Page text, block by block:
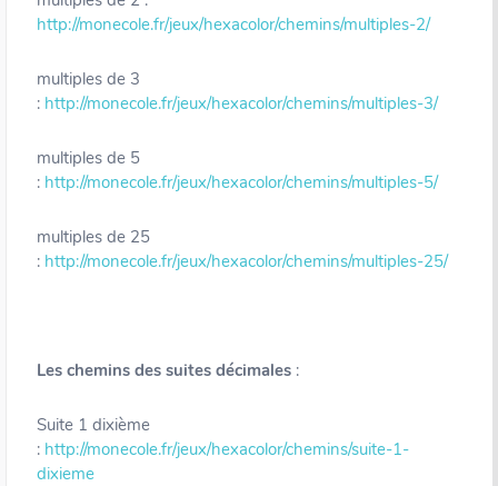
http://monecole.fr/jeux/hexacolor/chemins/multiples-2/
multiples de 3
: http://monecole.fr/jeux/hexacolor/chemins/multiples-3/
multiples de 5
: http://monecole.fr/jeux/hexacolor/chemins/multiples-5/
multiples de 25
: http://monecole.fr/jeux/hexacolor/chemins/multiples-25/
Les chemins des suites décimales :
Suite 1 dixième
: http://monecole.fr/jeux/hexacolor/chemins/suite-1-
dixieme